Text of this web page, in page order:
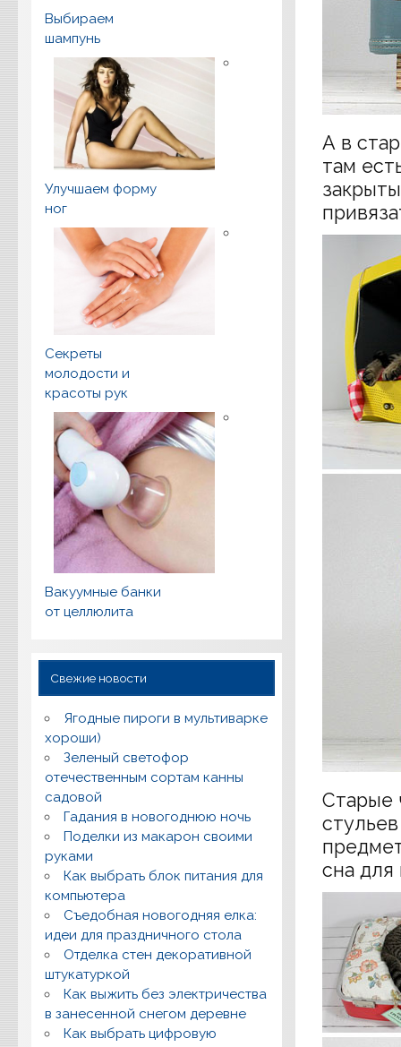
А в
там
Старые
сна
Выбираем
шампунь
Улучшаем форму
ног
Секреты
молодости и
красоты рук
Вакуумные банки
от целлюлита
Свежие новости
Ягодные пироги в мультиварке
хороши)
Зеленый светофор
отечественным сортам канны
садовой
Гадания в новогоднюю ночь
Поделки из макарон своими
руками
Как выбрать блок питания для
компьютера
Съедобная новогодняя елка:
идеи для праздничного стола
Отделка стен декоративной
штукатуркой
Как выжить без электричества
в занесенной снегом деревне
Как выбрать цифровую